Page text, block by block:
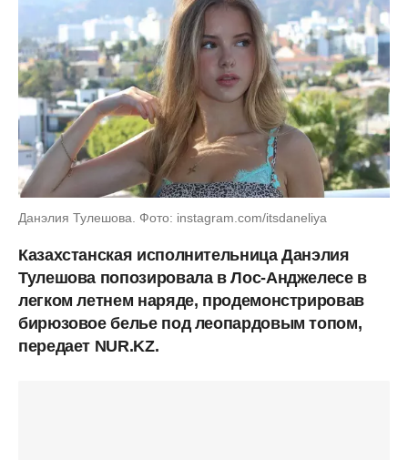
Данэлия Тулешова. Фото: instagram.com/itsdaneliya
Казахстанская исполнительница Данэлия
Тулешова попозировала в Лос-Анджелесе в
легком летнем наряде, продемонстрировав
бирюзовое белье под леопардовым топом,
передает NUR.KZ.